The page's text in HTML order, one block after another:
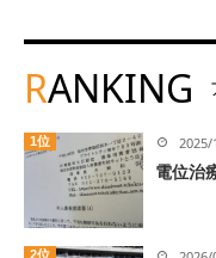
RANKING
1位 2025/
電位治
2位